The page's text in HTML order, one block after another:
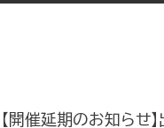
【開催延期のお知らせ